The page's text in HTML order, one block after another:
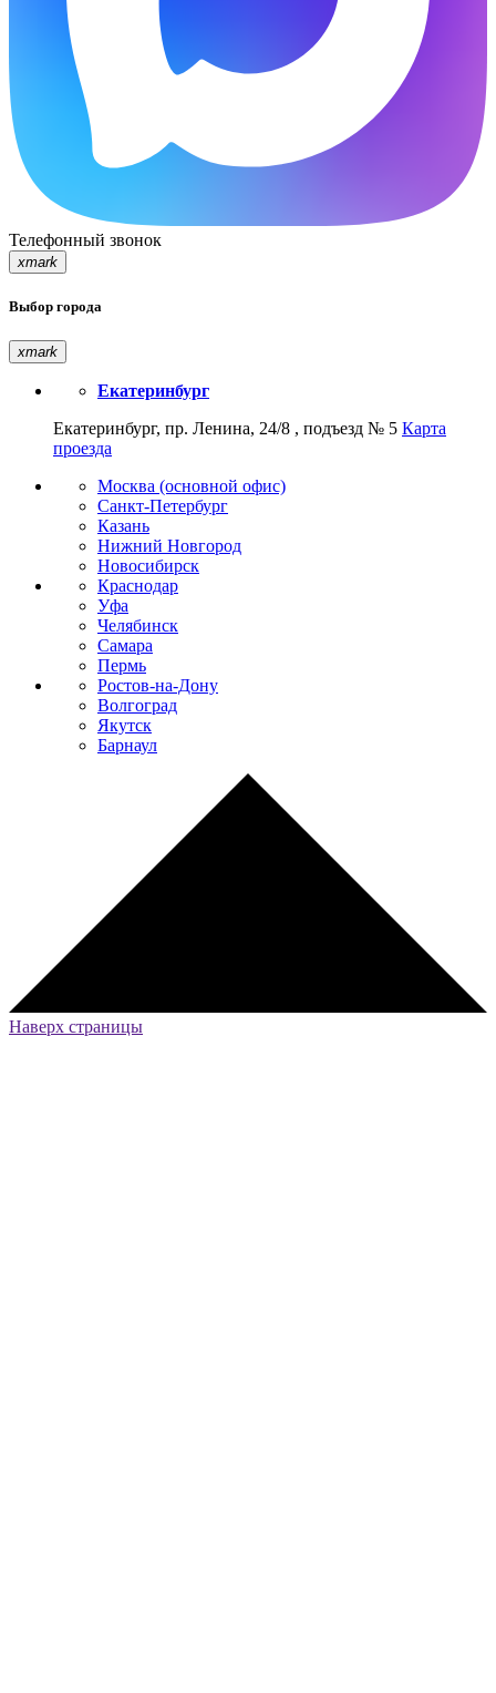
Телефонный звонок
xmark
Выбор города
xmark
Екатеринбург
Екатеринбург, пр. Ленина, 24/8 , подъезд № 5 Карта
проезда
Москва (основной офис)
Санкт-Петербург
Казань
Нижний Новгород
Новосибирск
Краснодар
Уфа
Челябинск
Самара
Пермь
Ростов-на-Дону
Волгоград
Якутск
Барнаул
Наверх страницы